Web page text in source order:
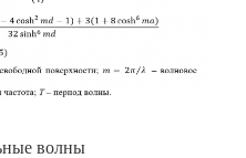
волны